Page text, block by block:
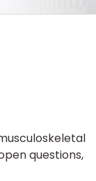
questions,